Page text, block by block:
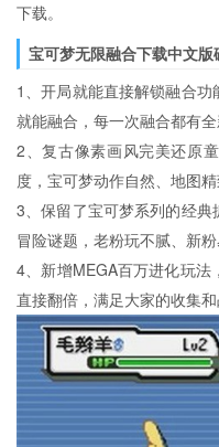
下载。
宝可梦无限融合下载中文版
1、开局就能直接解锁融合
就能融合，每一次融合都有全
2、复古像素画风完美还原
度，宝可梦动作自然、地图精
3、保留了宝可梦系列的经
冒险谜题，老粉玩不腻、新粉
4、新增MEGA百万进化玩法
直接翻倍，满足大家的收集和